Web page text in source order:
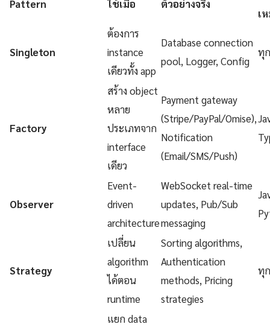
Pattern ใช้เมื่อ ตัวอย่างจริง
เ
Singleton
ต้องการ
instance
เดียวทั้ง app
Database connection
pool, Logger, Config
ทุ
Factory
สร้าง object
หลาย
ประเภทจาก
interface
เดียว
Payment gateway
(Stripe/PayPal/Omise),
Notification
(Email/SMS/Push)
Observer
Event-
driven
architecture
WebSocket real-time
updates, Pub/Sub
messaging
Strategy
เปลี่ยน
algorithm
ได้ตอน
runtime
Sorting algorithms,
Authentication
methods, Pricing
strategies
ทุ
แยก data